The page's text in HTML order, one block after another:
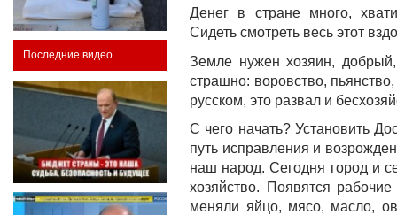
Последние видео
Денег в стране много,
Сидеть смотреть весь этот
Земле нужен хозяин,
страшно: воровство,
русском, это развал и
С чего начать? Установить
путь исправления и
наш народ. Сегодня город и
хозяйство. Появятся
меняли яйцо, мясо, масло,